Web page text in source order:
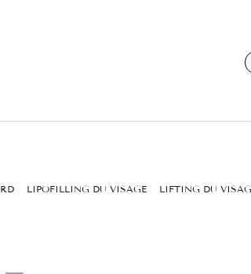
LIPOFILLING DU VISAGE LIFTING DU